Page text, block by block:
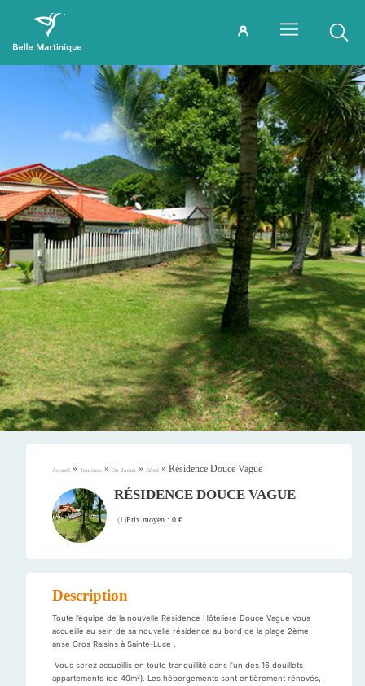
Accueil » Tourisme » Où dormir » Hôtel » Résidence Douce Vague
RÉSIDENCE DOUCE VAGUE
(1)Prix moyen : 0 €
Description
Toute l’équipe de la nouvelle Résidence Hôtelière Douce Vague vous
accueille au sein de sa nouvelle résidence au bord de la plage 2ème
anse Gros Raisins à Sainte-Luce .
Vous serez accueillis en toute tranquillité dans l’un des 16 douillets
appartements (de 40m²). Les hébergements sont entièrement rénovés,